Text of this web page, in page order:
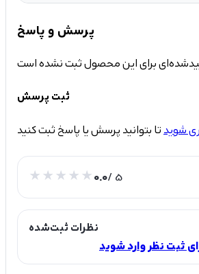
پرسش و پاسخ
ثبت پرسش
شوید
0.0/ 5
نظرات ثبت‌شده
ثبت نظر وارد شوید